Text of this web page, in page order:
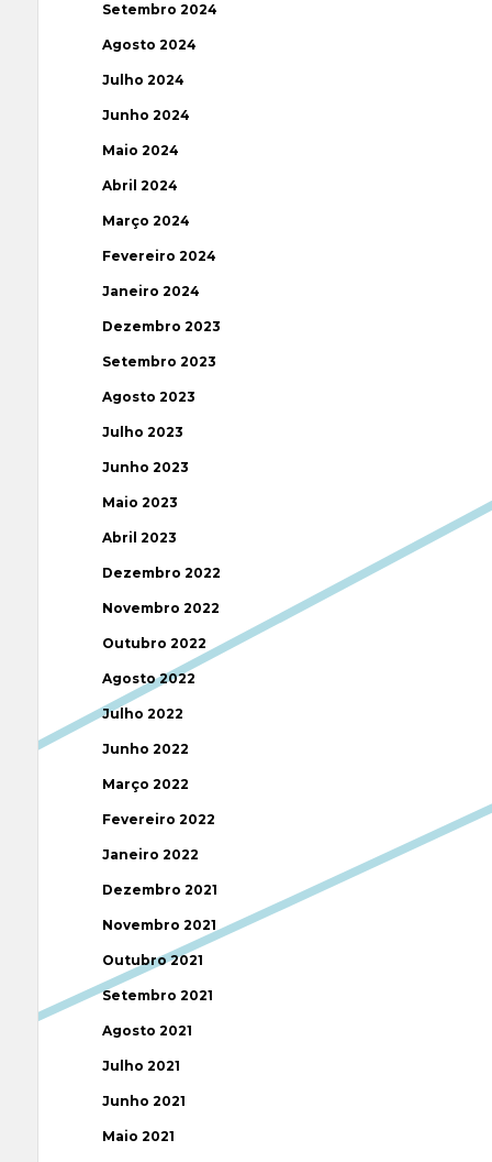
Setembro 2024
Agosto 2024
Julho 2024
Junho 2024
Maio 2024
Abril 2024
Março 2024
Fevereiro 2024
Janeiro 2024
Dezembro 2023
Setembro 2023
Agosto 2023
Julho 2023
Junho 2023
Maio 2023
Abril 2023
Dezembro 2022
Novembro 2022
Outubro 2022
Agosto 2022
Julho 2022
Junho 2022
Março 2022
Fevereiro 2022
Janeiro 2022
Dezembro 2021
Novembro 2021
Outubro 2021
Setembro 2021
Agosto 2021
Julho 2021
Junho 2021
Maio 2021